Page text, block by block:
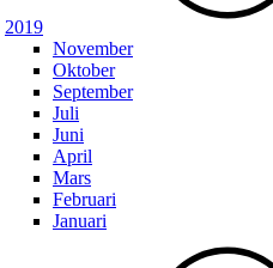
2019
November
Oktober
September
Juli
Juni
April
Mars
Februari
Januari